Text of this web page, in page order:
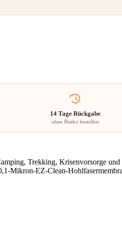
14 Tage Rückgabe
ohne Risiko bestellen
Trekking, Krisenvorsorge
Mikron-EZ-Clean-